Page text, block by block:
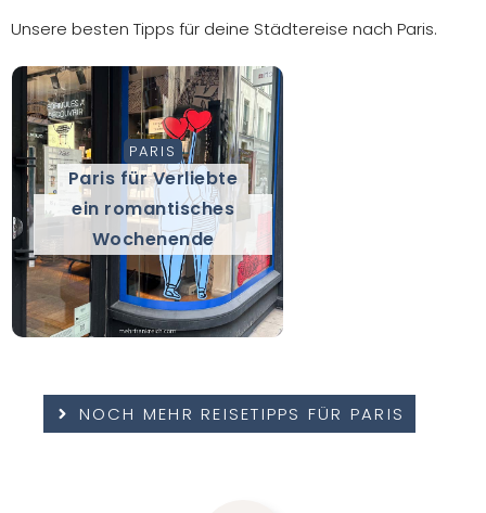
Unsere besten Tipps für deine Städtereise nach Paris.
PARIS
Paris für Verliebte
ein romantisches
Wochenende
NOCH MEHR REISETIPPS FÜR PARIS